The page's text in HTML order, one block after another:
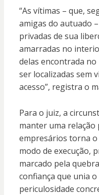
“As vítimas – que,
amigas do autuado
privadas de sua
amarradas no
delas encontrada
ser localizadas sem
acesso”, registra o
Para o juiz, a
manter uma relação
empresários torna o
modo de execução,
marcado pela
confiança que unia
periculosidade